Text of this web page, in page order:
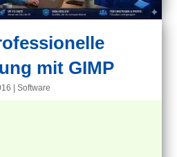
mit GIMP
|Software